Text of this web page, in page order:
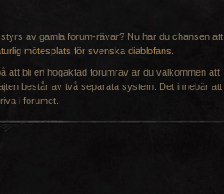
av gamla forum-rävar? Nu har du chansen att
mötesplats för svenska diablofans
att bli en högaktad forumräv är du välkommen att
består av två separata system. Det innebär att
i forumet.